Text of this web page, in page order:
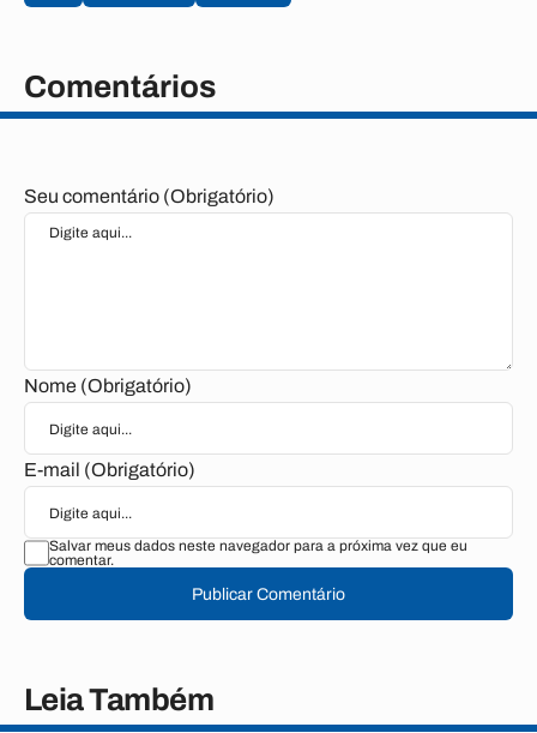
Comentários
Seu comentário (Obrigatório)
Nome (Obrigatório)
E-mail (Obrigatório)
Salvar meus dados neste navegador para a próxima vez que eu
comentar.
Publicar Comentário
Leia Também